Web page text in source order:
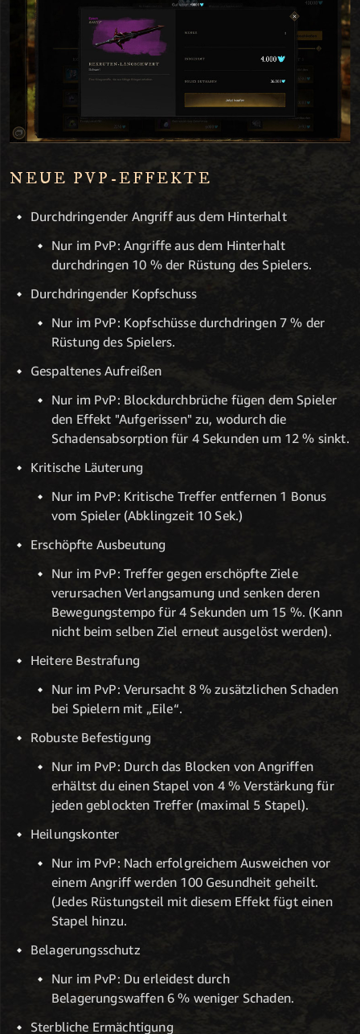
NEUE PVP-EFFEKTE
Durchdringender Angriff aus dem Hinterhalt
Nur im PvP: Angriffe aus dem Hinterhalt
durchdringen 10 % der Rüstung des Spielers.
Durchdringender Kopfschuss
Nur im PvP: Kopfschüsse durchdringen 7 % der
Rüstung des Spielers.
Gespaltenes Aufreißen
Nur im PvP: Blockdurchbrüche fügen dem Spieler
den Effekt "Aufgerissen" zu, wodurch die
Schadensabsorption für 4 Sekunden um 12 % sinkt.
Kritische Läuterung
Nur im PvP: Kritische Treffer entfernen 1 Bonus
vom Spieler (Abklingzeit 10 Sek.)
Erschöpfte Ausbeutung
Nur im PvP: Treffer gegen erschöpfte Ziele
verursachen Verlangsamung und senken deren
Bewegungstempo für 4 Sekunden um 15 %. (Kann
nicht beim selben Ziel erneut ausgelöst werden).
Heitere Bestrafung
Nur im PvP: Verursacht 8 % zusätzlichen Schaden
bei Spielern mit „Eile“.
Robuste Befestigung
Nur im PvP: Durch das Blocken von Angriffen
erhältst du einen Stapel von 4 % Verstärkung für
jeden geblockten Treffer (maximal 5 Stapel).
Heilungskonter
Nur im PvP: Nach erfolgreichem Ausweichen vor
einem Angriff werden 100 Gesundheit geheilt.
(Jedes Rüstungsteil mit diesem Effekt fügt einen
Stapel hinzu.
Belagerungsschutz
Nur im PvP: Du erleidest durch
Belagerungswaffen 6 % weniger Schaden.
Sterbliche Ermächtigung